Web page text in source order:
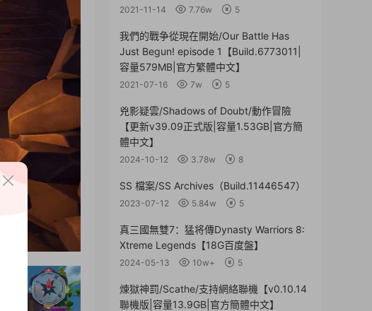
2021-11-14 7.76w 5
我們的戰争從現在開始/Our Battle Has
Just Begun! episode 1【Build.6773011|
容量579MB|官方繁體中文】
2021-07-16 7w 5
兇影疑雲/Shadows of Doubt/動作冒險
【更新v39.09正式版|容量1.53GB|官方簡
體中文】
2024-10-12 3.78w 8
SS 檔案/SS Archives（Build.11446547）
2023-07-12 5.84w 5
真三國無雙7：猛将傳Dynasty Warriors 8:
Xtreme Legends【18G百度盤】
2024-05-13 10w+ 5
煉獄神罰/Scathe/支持網絡聯機【v0.10.14
聯機版|容量13.9GB|官方簡體中文】